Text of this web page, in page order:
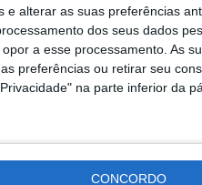
alterar as suas preferências
dos seus dados
a esse processamento. As
preferências ou retirar seu
na parte inferior da
CONCORDO